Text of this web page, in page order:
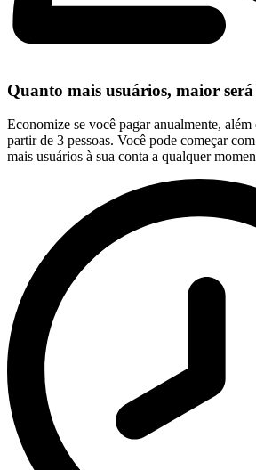
Quanto mais usuários, maior será
Economize se você pagar anualmente, além
partir de 3 pessoas. Você pode começar
mais usuários à sua conta a qualquer